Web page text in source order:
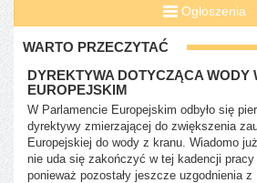
Ogłoszenia
WARTO PRZECZYTAĆ
DYREKTYWA DOTYCZĄCA WODY
EUROPEJSKIM
W Parlamencie Europejskim odbyło się
dyrektywy zmierzającej do zwiększenia
Europejskiej do wody z kranu. Wiadomo
nie uda się zakończyć w tej kadencji
ponieważ pozostały jeszcze uzgodnienia